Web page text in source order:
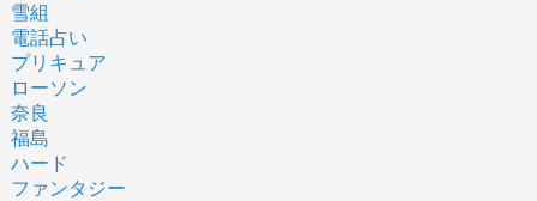
雪組
電話占い
プリキュア
ローソン
奈良
福島
ハード
ファンタジー